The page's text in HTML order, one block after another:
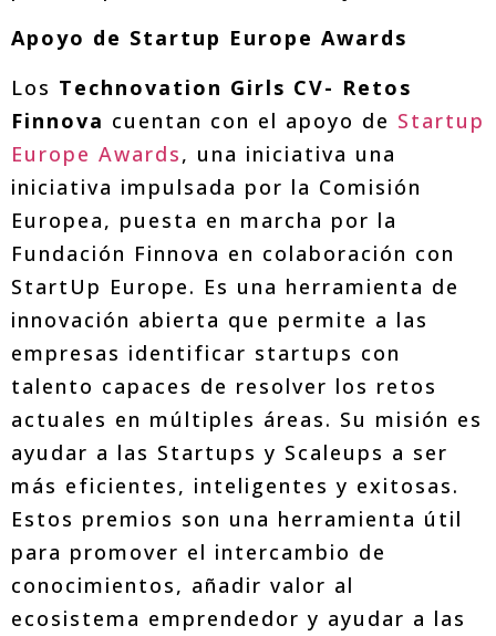
Apoyo de Startup Europe Awards
Los Technovation Girls CV- Retos
Finnova cuentan con el apoyo de Startup
Europe Awards, una iniciativa una
iniciativa impulsada por la Comisión
Europea, puesta en marcha por la
Fundación Finnova en colaboración con
StartUp Europe. Es una herramienta de
innovación abierta que permite a las
empresas identificar startups con
talento capaces de resolver los retos
actuales en múltiples áreas. Su misión es
ayudar a las Startups y Scaleups a ser
más eficientes, inteligentes y exitosas.
Estos premios son una herramienta útil
para promover el intercambio de
conocimientos, añadir valor al
ecosistema emprendedor y ayudar a las